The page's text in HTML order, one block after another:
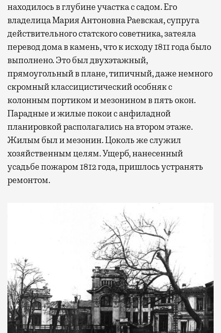
находилось в глубине участка с садом. Его
владелица Мария Антоновна Раевская, супруга
действительного статского советника, затеяла
перевод дома в камень, что к исходу 1811 года было
выполнено. Это был двухэтажный,
прямоугольный в плане, типичный, даже немного
скромный классицистический особняк с
колонным портиком и мезонином в пять окон.
Парадные и жилые покои с анфиладной
планировкой располагались на втором этаже.
Жилым был и мезонин. Цоколь же служил
хозяйственным целям. Ущерб, нанесенный
усадьбе пожаром 1812 года, пришлось устранять
ремонтом.